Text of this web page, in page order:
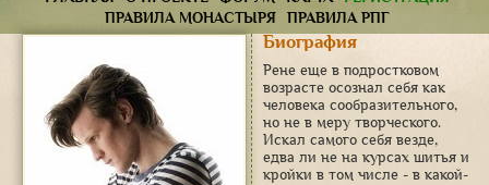
ПРАВИЛА МОНАСТЫРЯ
ПРАВИЛА РПГ
Биография
Рене еще в подростковом
возрасте осознал себя как
человека сообразительного,
но не в меру творческого.
Искал самого себя везде,
едва ли не на курсах шитья и
кройки в том числе - в какой-